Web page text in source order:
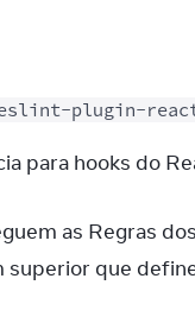
plugin-
para hooks do
as Regras
superior que